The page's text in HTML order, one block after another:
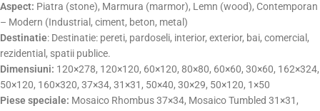
Aspect: Piatra (stone), Marmura (marmor), Lemn (wood), Contemporan
– Modern (Industrial, ciment, beton, metal)
Destinatie: Destinatie: pereti, pardoseli, interior, exterior, bai, comercial,
rezidential, spatii publice.
Dimensiuni: 120×278, 120×120, 60×120, 80×80, 60×60, 30×60, 162×324,
50×120, 160×320, 37×34, 31×31, 50×40, 30×29, 50×120, 1×50
Piese speciale: Mosaico Rhombus 37×34, Mosaico Tumbled 31×31,